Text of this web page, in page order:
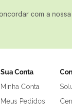
com a
Sua Conta
Minha Conta
Meus Pedidos